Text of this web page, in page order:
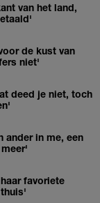
van het land,
de kust van
niet'
deed je niet, toch
ander in me, een
favoriete